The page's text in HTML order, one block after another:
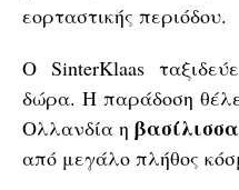
εορταστικής περιόδου.
Ο SinterKlaas
δώρα. Η παράδοση
Ολλανδία η
από μεγάλο πλήθος